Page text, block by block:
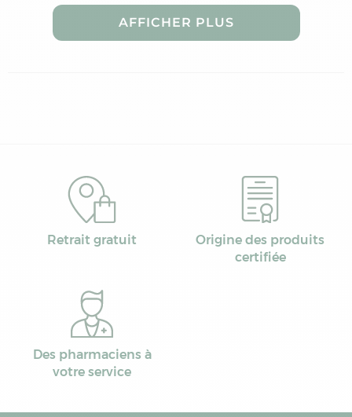
AFFICHER PLUS
Retrait gratuit
Origine des produits
certifiée
Des pharmaciens à
votre service